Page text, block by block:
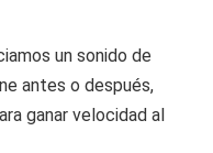
un sonido de
antes o después,
ganar velocidad al